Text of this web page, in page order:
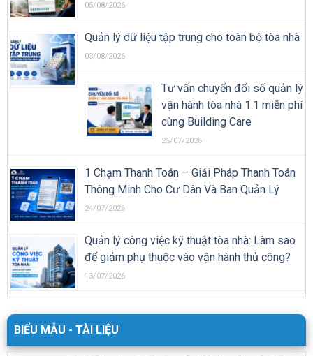
05/08/2026
Quản lý dữ liệu tập trung cho toàn bộ tòa nhà
03/08/2026
Tư vấn chuyển đổi số quản lý
vận hành tòa nhà 1:1 miễn phí
cùng Building Care
25/07/2026
1 Chạm Thanh Toán – Giải Pháp Thanh Toán
Thông Minh Cho Cư Dân Và Ban Quản Lý
24/07/2026
Quản lý công việc kỹ thuật tòa nhà: Làm sao
để giảm phụ thuộc vào vận hành thủ công?
13/07/2026
BIỂU MẪU - TÀI LIỆU